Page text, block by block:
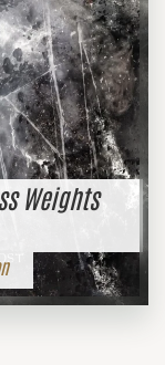
Weights